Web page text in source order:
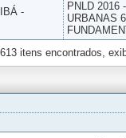
-
PNLD 2016
URBANAS
613 itens encontrados,